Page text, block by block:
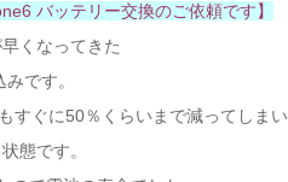
バッテリー交換のご依頼です】
くなってきた
です。
すぐに50％くらいまで減ってしまい
態です。